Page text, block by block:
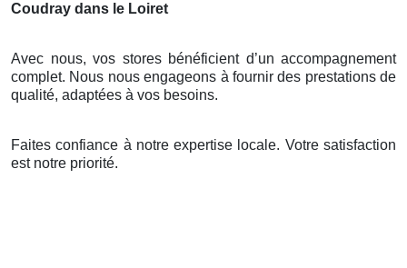
Coudray dans le Loiret
Avec nous, vos stores bénéficient d’un accompagnement
complet. Nous nous engageons à fournir des prestations de
qualité, adaptées à vos besoins.
Faites confiance à notre expertise locale. Votre satisfaction
est notre priorité.